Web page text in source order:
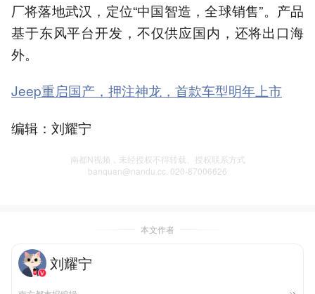
厂将落地武汉，定位“中国智造，全球销售”。产品
基于东风平台开发，不仅供应国内，还将出口海
外。
Jeep重启国产，押注神龙，首款车型明年上市
编辑：刘耀宁
南都N视频，未经授权不得转载、授权联系方式
banquan@nandu.cc. 020-87006626
本文作者
刘耀宁